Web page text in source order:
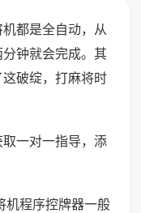
都是全自动，从
钟就会完成。其
破绽，打麻将时
一对一指导，添
机程序控牌器一般